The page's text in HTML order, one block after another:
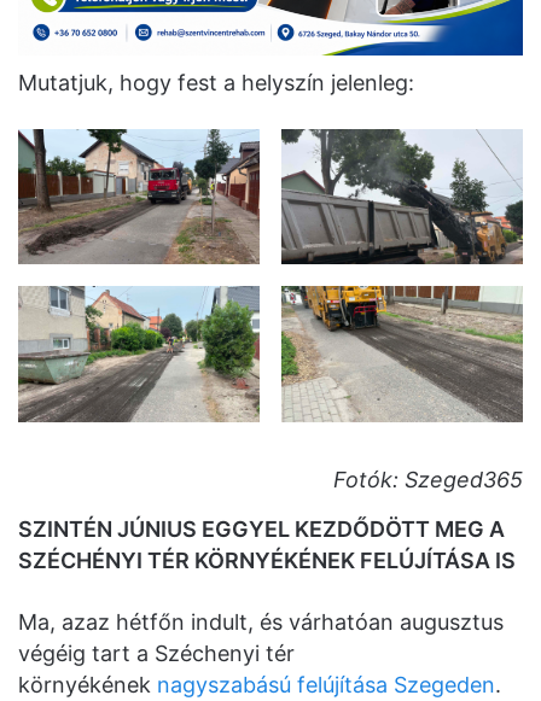
Mutatjuk, hogy fest a helyszín jelenleg:
Fotók: Szeged365
SZINTÉN JÚNIUS EGGYEL KEZDŐDÖTT MEG A
SZÉCHÉNYI TÉR KÖRNYÉKÉNEK FELÚJÍTÁSA IS
Ma, azaz hétfőn indult, és várhatóan augusztus
végéig tart a Széchenyi tér
környékének nagyszabású felújítása Szegeden.